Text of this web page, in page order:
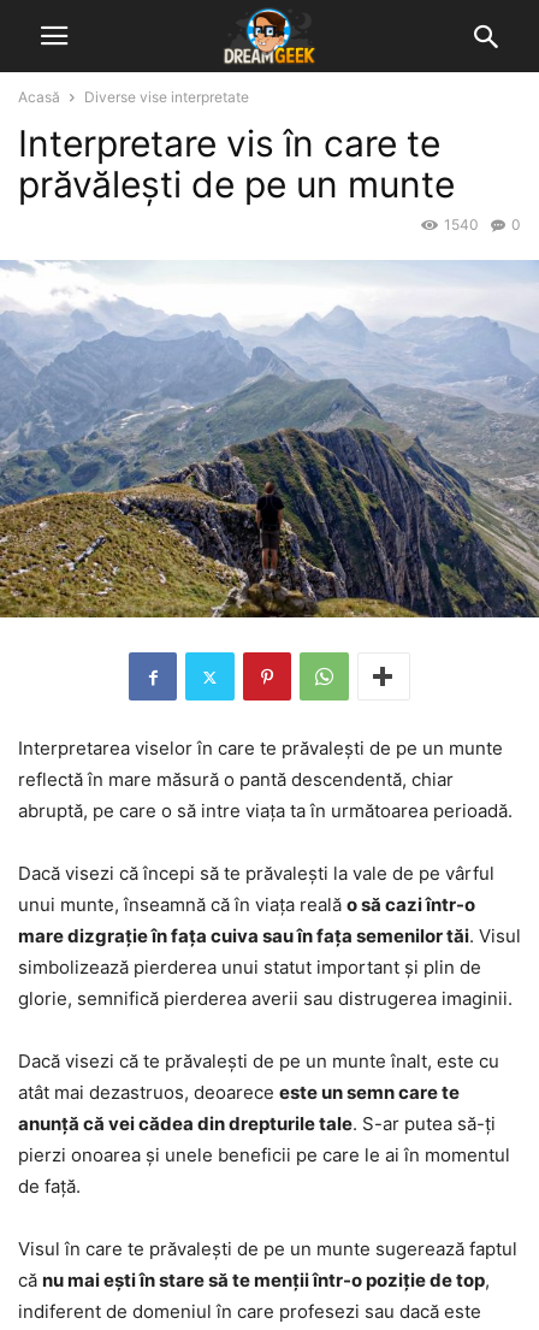
Acasă Diverse vise interpretate
Interpretare vis în care te
prăvălești de pe un munte
0
1540
Interpretarea viselor în care te prăvalești de pe un munte
reflectă în mare măsură o pantă descendentă, chiar
abruptă, pe care o să intre viața ta în următoarea perioadă.
Dacă visezi că începi să te prăvalești la vale de pe vârful
unui munte, înseamnă că în viața reală o să cazi într-o
mare dizgrație în fața cuiva sau în fața semenilor tăi. Visul
simbolizează pierderea unui statut important și plin de
glorie, semnifică pierderea averii sau distrugerea imaginii.
Dacă visezi că te prăvalești de pe un munte înalt, este cu
atât mai dezastruos, deoarece este un semn care te
anunță că vei cădea din drepturile tale. S-ar putea să-ți
pierzi onoarea și unele beneficii pe care le ai în momentul
de față.
Visul în care te prăvalești de pe un munte sugerează faptul
că nu mai ești în stare să te menții într-o poziție de top,
indiferent de domeniul în care profesezi sau dacă este